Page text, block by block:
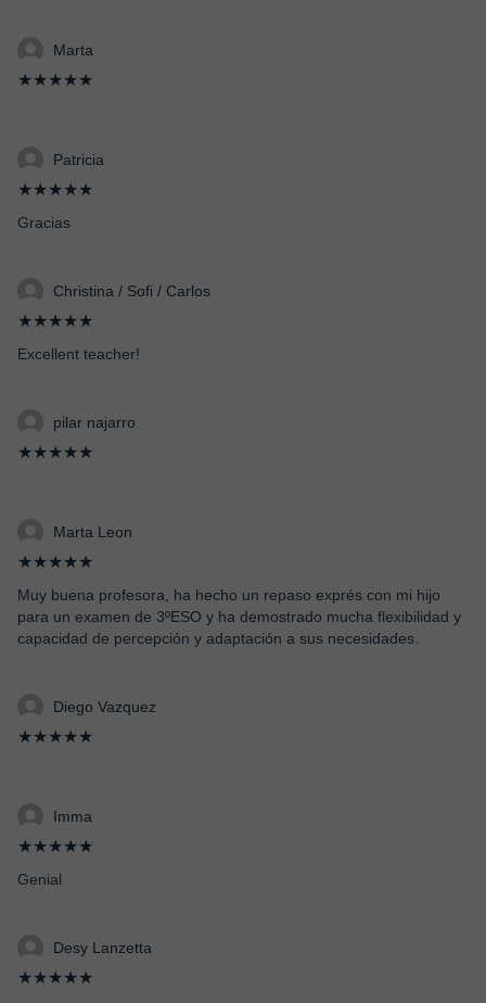
Marta
★★★★★
Patricia
★★★★★
Gracias
Christina / Sofi / Carlos
★★★★★
Excellent teacher!
pilar najarro
★★★★★
Marta Leon
★★★★★
Muy buena profesora, ha hecho un repaso exprés con mi hijo
para un examen de 3ºESO y ha demostrado mucha flexibilidad y
capacidad de percepción y adaptación a sus necesidades.
Diego Vazquez
★★★★★
Imma
★★★★★
Genial
Desy Lanzetta
★★★★★